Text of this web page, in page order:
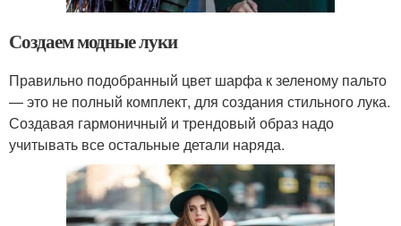
Создаем модные луки
Правильно подобранный цвет шарфа к зеленому пальто
— это не полный комплект, для создания стильного лука.
Создавая гармоничный и трендовый образ надо
учитывать все остальные детали наряда.